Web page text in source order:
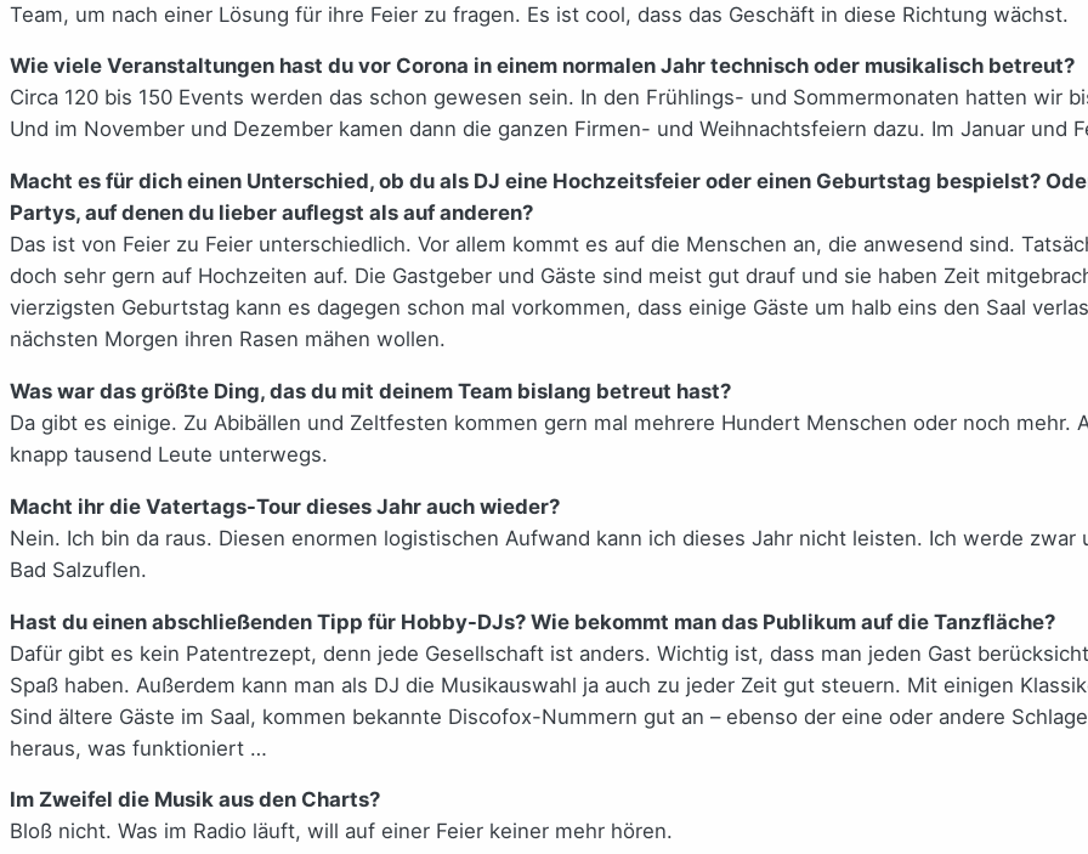
Team, um nach einer Lösung für ihre Feier zu fragen. Es ist cool, dass das Geschäft in diese Richtung wächst.
Wie viele Veranstaltungen hast du vor Corona in einem normalen Jahr technisch oder musikalisch betreut?
Circa 120 bis 150 Events werden das schon gewesen sein. In den Frühlings- und Sommermonaten hatten wir
Und im November und Dezember kamen dann die ganzen Firmen- und Weihnachtsfeiern dazu. Im Januar und
Macht es für dich einen Unterschied, ob du als DJ eine Hochzeitsfeier oder einen Geburtstag bespielst?
Partys, auf denen du lieber auflegst als auf anderen?
Das ist von Feier zu Feier unterschiedlich. Vor allem kommt es auf die Menschen an, die anwesend sind.
doch sehr gern auf Hochzeiten auf. Die Gastgeber und Gäste sind meist gut drauf und sie haben Zeit
vierzigsten Geburtstag kann es dagegen schon mal vorkommen, dass einige Gäste um halb eins den Saal
nächsten Morgen ihren Rasen mähen wollen.
Was war das größte Ding, das du mit deinem Team bislang betreut hast?
Da gibt es einige. Zu Abibällen und Zeltfesten kommen gern mal mehrere Hundert Menschen oder noch mehr.
knapp tausend Leute unterwegs.
Macht ihr die Vatertags-Tour dieses Jahr auch wieder?
Nein. Ich bin da raus. Diesen enormen logistischen Aufwand kann ich dieses Jahr nicht leisten. Ich werde
Bad Salzuflen.
Hast du einen abschließenden Tipp für Hobby-DJs? Wie bekommt man das Publikum auf die Tanzfläche?
Dafür gibt es kein Patentrezept, denn jede Gesellschaft ist anders. Wichtig ist, dass man jeden Gast
Spaß haben. Außerdem kann man als DJ die Musikauswahl ja auch zu jeder Zeit gut steuern. Mit einigen
Sind ältere Gäste im Saal, kommen bekannte Discofox-Nummern gut an – ebenso der eine oder andere
heraus, was funktioniert …
Im Zweifel die Musik aus den Charts?
Bloß nicht. Was im Radio läuft, will auf einer Feier keiner mehr hören.